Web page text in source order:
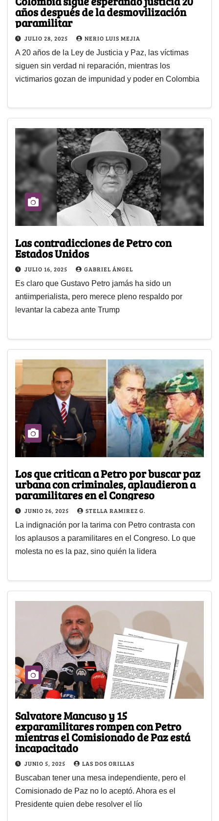
años después de la desmovilización
paramilitar
JULIO 28, 2025 NERIO LUIS MEJIA
A 20 años de la Ley de Justicia y Paz, las víctimas
siguen sin verdad ni reparación, mientras los
victimarios gozan de impunidad y poder en Colombia
Las contradicciones de Petro con
Estados Unidos
JULIO 16, 2025 GABRIEL ÁNGEL
Es claro que Gustavo Petro jamás ha sido un
antiimperialista, pero merece pleno respaldo por
levantar la cabeza ante Trump
Los que critican a Petro por buscar paz
urbana con criminales, aplaudieron a
paramilitares en el Congreso
JUNIO 26, 2025 STELLA RAMIREZ G.
La indignación por la tarima con Petro contrasta con
los aplausos a paramilitares en el Congreso. Lo que
molesta no es la paz, sino quién la lidera
Salvatore Mancuso y 15
exparamilitares rompen con Petro
mientras el Comisionado de Paz está
incapacitado
JUNIO 5, 2025 LAS DOS ORILLAS
Buscaban tener una mesa independiente, pero el
Comisionado de Paz no lo aceptó. Ahora es el
Presidente quien debe resolver el lío